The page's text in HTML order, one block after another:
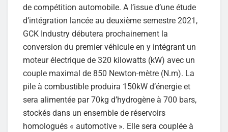
de compétition automobile. A l’issue d’une étude
d’intégration lancée au deuxième semestre 2021,
GCK Industry débutera prochainement la
conversion du premier véhicule en y intégrant un
moteur électrique de 320 kilowatts (kW) avec un
couple maximal de 850 Newton-mètre (N.m). La
pile à combustible produira 150kW d’énergie et
sera alimentée par 70kg d’hydrogène à 700 bars,
stockés dans un ensemble de réservoirs
homologués « automotive ». Elle sera couplée à